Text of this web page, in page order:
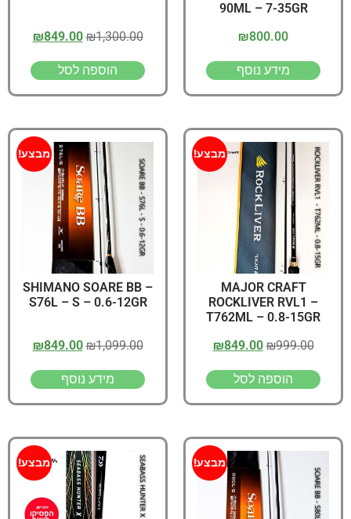
90ML – 7-35GR
₪800.00
מידע נוסף
₪1,300.00
₪849.00
הוספה לסל
מבצע!
MAJOR CRAFT
ROCKLIVER RVL1 –
T762ML – 0.8-15GR
₪999.00
₪849.00
הוספה לסל
מבצע!
SHIMANO SOARE BB –
S76L – S – 0.6-12GR
₪1,099.00
₪849.00
מידע נוסף
מבצע! מבצע!